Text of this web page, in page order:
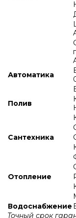
Автоматика
Полив
Сантехника
Отопление
Водоснабжение
Точный срок